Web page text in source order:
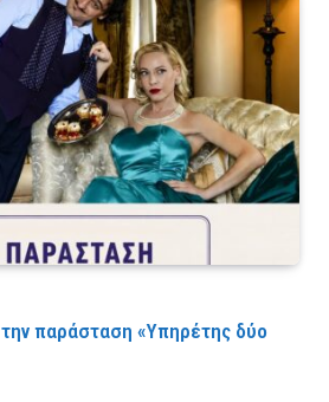
παράσταση «Υπηρέτης δύο